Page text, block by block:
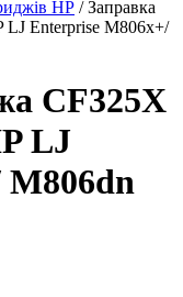
HP / Заправка
LJ Enterprise M806x+/
CF325X
LJ
M806dn